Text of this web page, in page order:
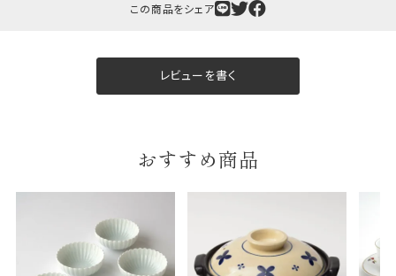
当店でギフト対応の商品をご購入いただきますと、熨
斗（のし）掛け・ギフト包装・手提げ袋を無料サービス
しております。
包装紙について
A.一般的なギフトに使用する包装紙です。
A
B
この商品をシェア
レビューを書く
おすすめ商品